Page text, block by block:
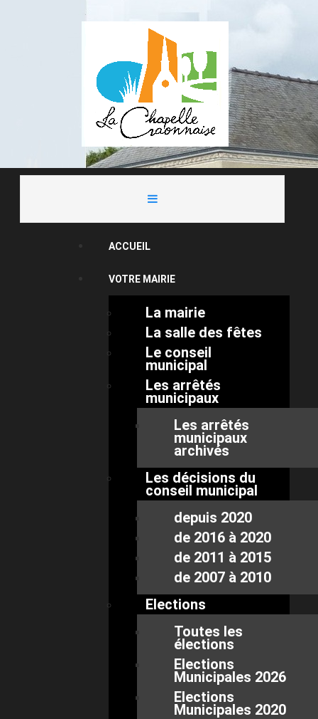
ACCUEIL
VOTRE MAIRIE
La mairie
La salle des fêtes
Le conseil
municipal
Les arrêtés
municipaux
Les arrêtés
municipaux
archivés
Les décisions du
conseil municipal
depuis 2020
de 2016 à 2020
de 2011 à 2015
de 2007 à 2010
Elections
Toutes les
élections
Elections
Municipales 2026
Elections
Municipales 2020